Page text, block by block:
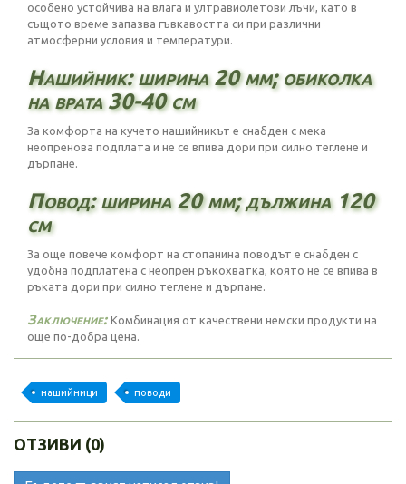
особено устойчива на влага и ултравиолетови лъчи, като в
същото време запазва гъвкавостта си при различни
атмосферни условия и температури.
Нашийник: ширина 20 мм; обиколка
на врата 30-40 см
За комфорта на кучето нашийникът е снабден с мека
неопренова подплата и не се впива дори при силно теглене и
дърпане.
Повод: ширина 20 мм; дължина 120
см
За още повече комфорт на стопанина поводът е снабден с
удобна подплатена с неопрен ръкохватка, която не се впива в
ръката дори при силно теглене и дърпане.
Заключение: Комбинация от качествени немски продукти на
още по-добра цена.
нашийници поводи
ОТЗИВИ (0)